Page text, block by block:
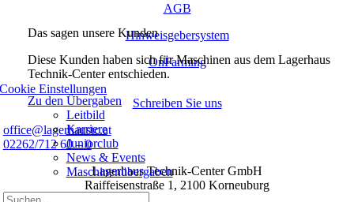
Das sagen unsere Kunden
Diese Kunden haben sich für Maschinen aus dem Lagerhaus
Technik-Center entschieden.
Zu den Übergaben
Leitbild
Karriere
Juniorclub
News & Events
Maschinenübergaben
Suche
AGB
Hinweisgebersystem
OnFarming
Cookie Einstellungen
Schreiben Sie uns
office@lagerhaustc.at
02262/712 60 – 0
Lagerhaus Technik-Center GmbH
Raiffeisenstraße 1, 2100 Korneuburg